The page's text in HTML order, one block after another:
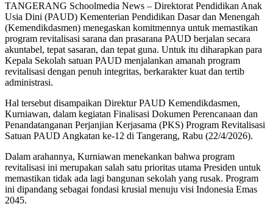
TANGERANG Schoolmedia News – Direktorat Pendidikan Anak
Usia Dini (PAUD) Kementerian Pendidikan Dasar dan Menengah
(Kemendikdasmen) menegaskan komitmennya untuk memastikan
program revitalisasi sarana dan prasarana PAUD berjalan secara
akuntabel, tepat sasaran, dan tepat guna. Untuk itu diharapkan para
Kepala Sekolah satuan PAUD menjalankan amanah program
revitalisasi dengan penuh integritas, berkarakter kuat dan tertib
administrasi.
Hal tersebut disampaikan Direktur PAUD Kemendikdasmen,
Kurniawan, dalam kegiatan Finalisasi Dokumen Perencanaan dan
Penandatanganan Perjanjian Kerjasama (PKS) Program Revitalisasi
Satuan PAUD Angkatan ke-12 di Tangerang, Rabu (22/4/2026).
Dalam arahannya, Kurniawan menekankan bahwa program
revitalisasi ini merupakan salah satu prioritas utama Presiden untuk
memastikan tidak ada lagi bangunan sekolah yang rusak. Program
ini dipandang sebagai fondasi krusial menuju visi Indonesia Emas
2045.